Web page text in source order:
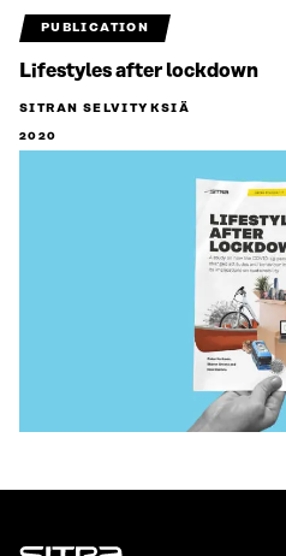
PUBLICATION
Lifestyles after lockdown
SITRAN SELVITYKSIÄ
2020